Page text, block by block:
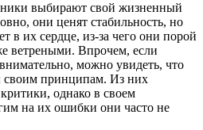
выбирают свой жизненный
они ценят стабильность, но
в их сердце, из-за чего они порой
ветреными. Впрочем, если
можно увидеть, что
своим принципам. Из них
однако в своем
на их ошибки они часто не